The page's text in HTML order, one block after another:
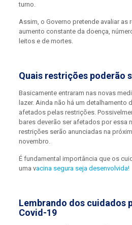
turno.
Assim, o Governo pretende avaliar as
aumento constante da doença,
leitos e de mortes.
Quais restrições poderão
Basicamente entraram nas novas
lazer. Ainda não há um
afetados pelas restrições.
bares deverão ser afetados por essa
restrições serão anunciadas na
novembro.
É fundamental importância que os
uma vacina segura seja desenvolvida!
Lembrando dos cuidados
Covid-19